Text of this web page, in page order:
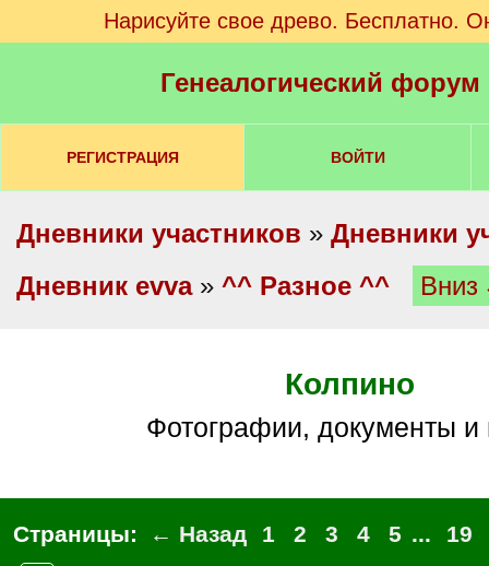
Нарисуйте свое древо. Бесплатно.
Генеалогический
РЕГИСТРАЦИЯ ВОЙТИ
Дневники участников » Дневники
Дневник evva» ^^ Разное ^^
Колпино
Фотографии, документы и
Страницы: ← Назад 1 2 3 4 5 ...
19